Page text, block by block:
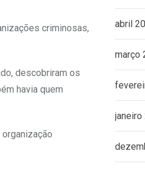
criminosas,
descobriram os
havia quem
abril
março
janeiro